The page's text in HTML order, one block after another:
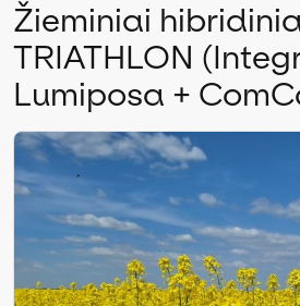
Žieminiai
TRIATHLON
Lumiposa +